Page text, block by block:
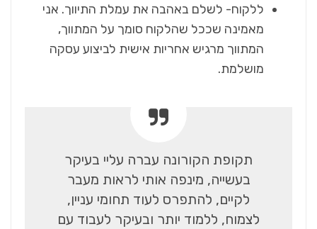
ללקוח- לשלם באהבה את עמלת התיווך. אני
מאמינה שככל שהלקוח סומך על המתווך,
המתווך מרגיש אחריות אישית לביצוע עסקה
מושלמת.
תקופת הקורונה עברה עליי בעיקר
בעשייה, מינפה אותי לראות מעבר
לקיים, להתפרס לעוד תחומי עניין,
לצמוח, ללמוד יותר ובעיקר לעבוד עם